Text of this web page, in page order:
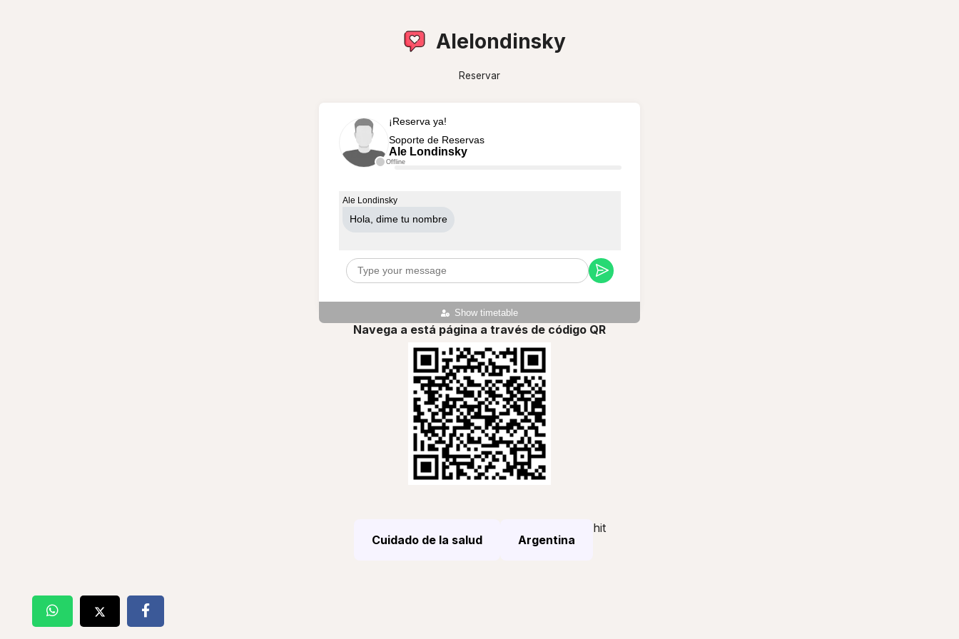
Alelondinsky
Reservar
Offline
¡Reserva ya!
Soporte de Reservas
Ale Londinsky
Show timetable
Ale Londinsky
Hola, dime tu nombre
Navega a está página a través de código QR
Cuidado de la salud Argentina
hit